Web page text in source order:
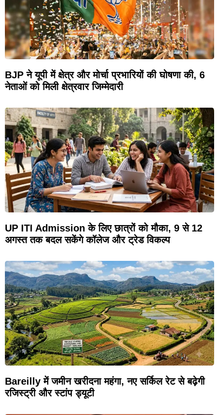
BJP ने यूपी में क्षेत्र और मोर्चा प्रभारियों की घोषणा की, 6
नेताओं को मिली क्षेत्रवार जिम्मेदारी
UP ITI Admission के लिए छात्रों को मौका, 9 से 12
अगस्त तक बदल सकेंगे कॉलेज और ट्रेड विकल्प
Bareilly में जमीन खरीदना महंगा, नए सर्किल रेट से बढ़ेगी
रजिस्ट्री और स्टांप ड्यूटी